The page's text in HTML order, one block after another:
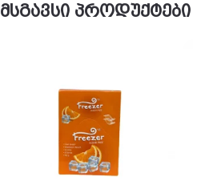
მსგავსი პროდუქტები